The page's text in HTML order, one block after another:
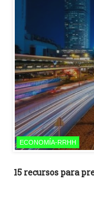
ECONOMÍA-RRHH
15 recursos para